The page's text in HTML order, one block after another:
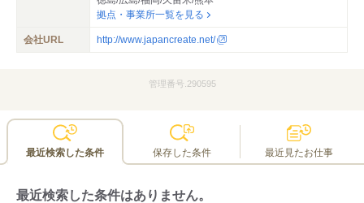
拠点・事業所一覧を見る
会社URL http://www.japancreate.net/
管理番号.290595
最近検索した条件 保存した条件 最近見たお仕事
最近検索した条件はありません。